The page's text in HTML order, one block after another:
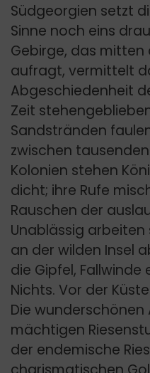
Südgeorgien setzt
Sinne noch eins
Gebirge, das
aufragt, vermittelt
Abgeschiedenheit
Zeit
Sandstränden
zwischen
Kolonien stehen
dicht; ihre Rufe
Rauschen der
Unablässig arbeiten
an der wilden Insel
die Gipfel,
Nichts. Vor der
Die wunderschönen
mächtigen
der endemische